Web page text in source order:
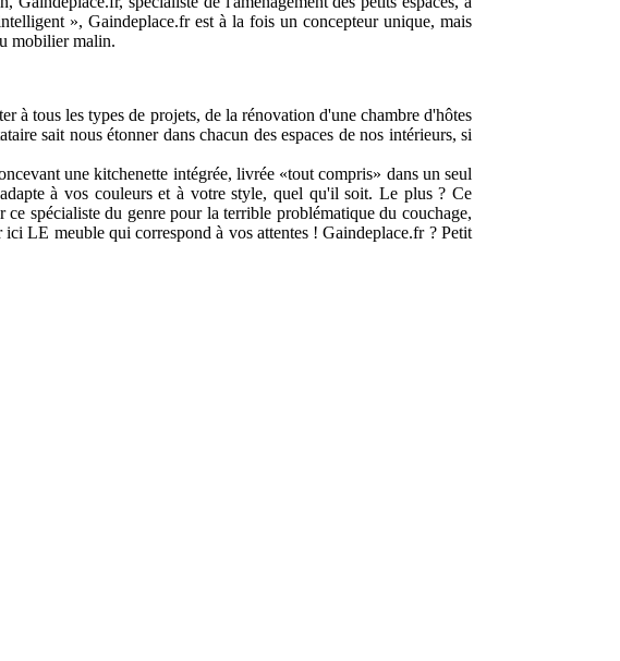
», Gaindeplace.fr est à la fois un concepteur unique, mais
mobilier malin.
à tous les types de projets, de la rénovation d'une chambre d'hôtes
sait nous étonner dans chacun des espaces de nos intérieurs, si
une kitchenette intégrée, livrée «tout compris» dans un seul
à vos couleurs et à votre style, quel qu'il soit. Le plus ? Ce
spécialiste du genre pour la terrible problématique du couchage,
ici LE meuble qui correspond à vos attentes ! Gaindeplace.fr ? Petit